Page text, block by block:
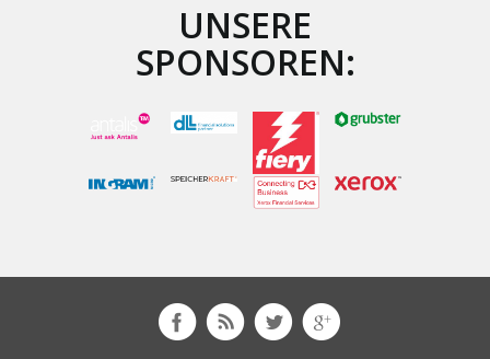
UNSERE
SPONSOREN: